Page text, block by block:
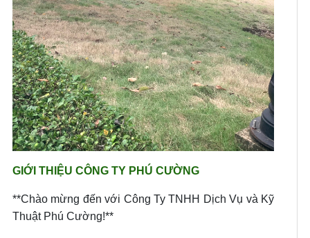
GIỚI THIỆU CÔNG TY PHÚ CƯỜNG
**Chào mừng đến với Công Ty TNHH Dịch Vụ và Kỹ
Thuật Phú Cường!**